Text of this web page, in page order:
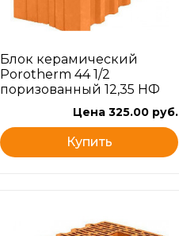
Блок керамический
Porotherm 44 1/2
поризованный 12,35 НФ
Цена 325.00 руб.
Купить